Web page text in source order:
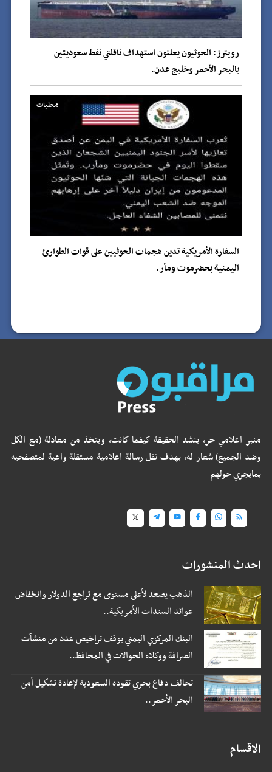
رويترز: الحوثيون يعلنون استهداف ناقلتي نفط سعوديتين
بالبحر الأحمر وخليج عدن.
محليات
السفارة الأمريكية تدين هجمات الحوثيين على قوات الطوارئ
اليمنية بحضرموت ومأر.
منبر اعلامي حر، ينشد الحقيقة كيفما كانت، ويتخذ من معادلة (مع الكل
وضد الجميع) شعار له، بهدف نقل رسالة اعلامية مستقلة واعية لمتصفحيه
بمايجري حولهم
احدث المنشورات
الذهب يصعد لأعلى مستوى مع تراجع الدولار وانخفاض
عوائد السندات الأمريكية..
البنك المركزي اليمني يوقف تراخيص عدد من منشآت
الصرافة ووكلاء الحوالات في المحافظ..
تحالف دفاع بحري تقوده السعودية لإعادة تشكيل أمن
البحر الأحمر..
الاقسام